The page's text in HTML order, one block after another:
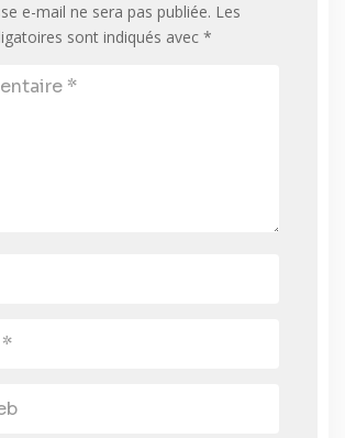
e-mail ne sera pas publiée. Les
sont indiqués avec *